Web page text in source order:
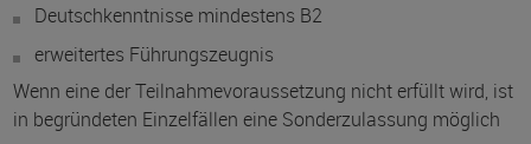
Deutschkenntnisse mindestens B2
erweitertes Führungszeugnis
Wenn eine der Teilnahmevoraussetzung nicht erfüllt wird, ist
in begründeten Einzelfällen eine Sonderzulassung möglich